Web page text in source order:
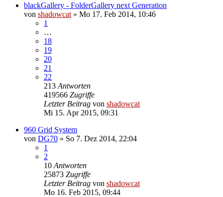
blackGallery - FolderGallery next Generation
von shadowcat » Mo 17. Feb 2014, 10:46
1
…
18
19
20
21
22
213 Antworten
419566 Zugriffe
Letzter Beitrag von shadowcat
Mi 15. Apr 2015, 09:31
960 Grid System
von DG70 » So 7. Dez 2014, 22:04
1
2
10 Antworten
25873 Zugriffe
Letzter Beitrag von shadowcat
Mo 16. Feb 2015, 09:44